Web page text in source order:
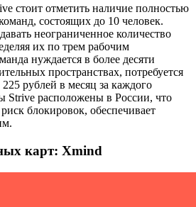
стоит отметить наличие полностью
состоящих до 10 человек.
неограниченное количество
их по трем рабочим
нуждается в более десяти
пространствах, потребуется
рублей в месяц за каждого
Strive расположены в России, что
блокировок, обеспечивает
карт: Xmind